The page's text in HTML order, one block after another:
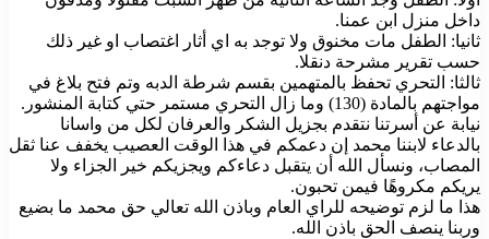
داخل منزل ابن عمنا.
ثانيا: الطفل مات مخنوق ولا توجد به اي أثار اغتصاب او غير ذلك
حسب تقرير مشرحة دنقلا.
ثالثا: التحري تحفظ بالمتهمين بقسم شرطة الدبه وتم فتح بلاغ في
مواجتهم بالمادة (130) وما زال التحري مستمر حتي كتابة المنشور.
نيابة عن أسرتنا نتقدم بجزيل الشكر والعرفان لكل من واسانا
بالدعاء لابننا محمد إن دعمكم في هذا الوقت العصيب يخفف عنا ثقل
المصاب، ونسأل الله أن يتقبل دعاءكم ويجزيكم خير الجزاء ولا
يريكم مكروهًا فيمن تحبون.
هذا ما لزم توضيحه للراي العام وباذن الله تعالي حق محمد ما بضيع
وربنا ينصف الحق باذن الله.